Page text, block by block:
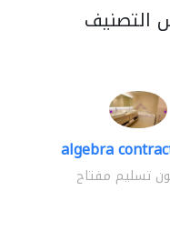
التصنيف
algebra
تسليم مفتاح